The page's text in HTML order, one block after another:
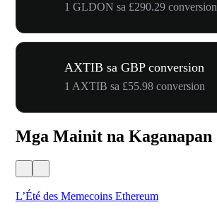
1 GLDON sa £290.29 conversion
AXTIB sa GBP conversion
1 AXTIB sa £55.98 conversion
Mga Mainit na Kaganapan
L’Été des Memecoins Ethereum